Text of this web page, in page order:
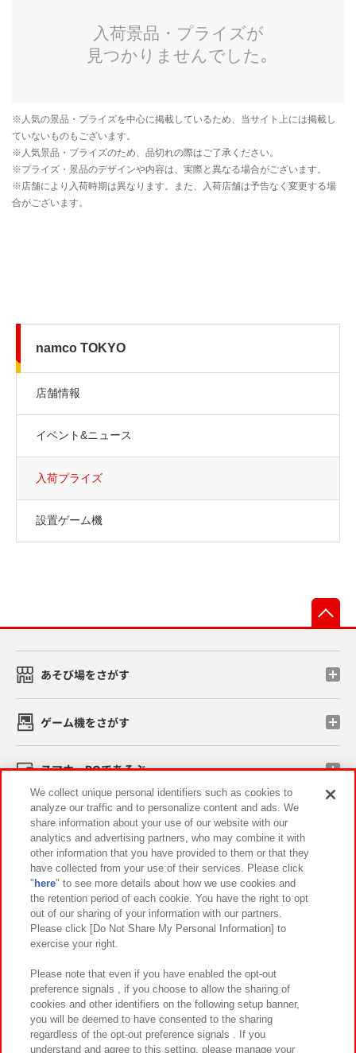
namco TOKYO
店舗情報
イベント&ニュース
入荷プライズ
設置ゲーム機
あそび場をさがす
ゲーム機をさがす
スマホ・PCであそぶ
イベント・キャンペーン
関連会社 サステナビリティ サイトポリシー
プライバシーポリシー ウェブアクセシビリティ方針と検証結果
お取引先さまとともに
カスタマーハラスメント対応方針 よくあるご質問・お問い合わせ
We collect unique personal identifiers such as cookies to
analyze our traffic and to personalize content and ads. We
share information about your use of our website with our
analytics and advertising partners, who may combine it with
other information that you have provided to them or that they
have collected from your use of their services. Please click
" here" to see more details about how we use cookies and
the retention period of each cookie. You have the right to opt
out of our sharing of your information with our partners.
Please click [Do Not Share My Personal Information] to
exercise your right.
Please note that even if you have enabled the opt-out
preference signals , if you choose to allow the sharing of
cookies and other identifiers on the following setup banner,
you will be deemed to have consented to the sharing
regardless of the opt-out preference signals . If you
understand and agree to this setting, please manage your